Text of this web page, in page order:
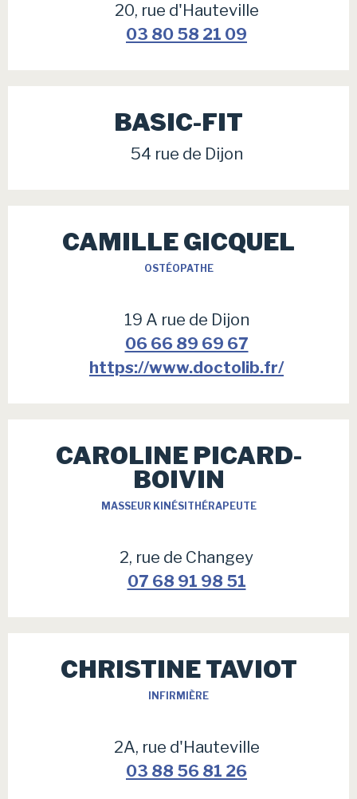
20, rue d'Hauteville
03 80 58 21 09
BASIC-FIT
54 rue de Dijon
CAMILLE GICQUEL
OSTÉOPATHE
19 A rue de Dijon
06 66 89 69 67
https://www.doctolib.fr/
CAROLINE PICARD-
BOIVIN
MASSEUR KINÉSITHÉRAPEUTE
2, rue de Changey
07 68 91 98 51
CHRISTINE TAVIOT
INFIRMIÈRE
2A, rue d'Hauteville
03 88 56 81 26